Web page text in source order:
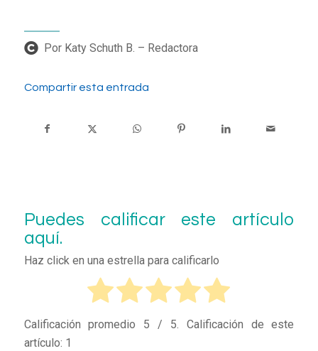
Por Katy Schuth B. – Redactora
Compartir esta entrada
Puedes calificar este artículo
aquí.
Haz click en una estrella para calificarlo
Calificación promedio 5 / 5. Calificación de este
artículo: 1